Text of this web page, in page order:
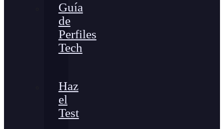
Guía
de
Perfiles
Tech
Haz
el
Test